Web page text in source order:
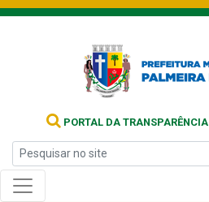
PORTAL DA TRANSPARÊNCIA